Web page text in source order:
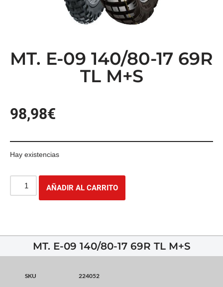
MT. E-09 140/80-17 69R
TL M+S
98,98€
Hay existencias
AÑADIR AL CARRITO
MT. E-09 140/80-17 69R TL M+S
SKU
224052